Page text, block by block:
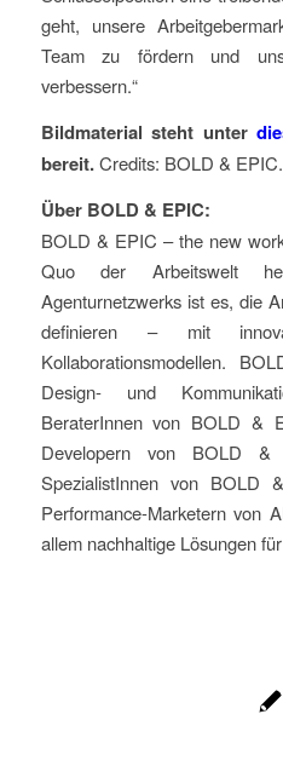
geht, unsere
Team zu fördern und
verbessern.“
Bildmaterial steht unter
bereit.Credits: BOLD & EPIC.
Über BOLD & EPIC:
BOLD & EPIC – the new
Quo der Arbeitswelt
Agenturnetzwerks ist es, die
definieren – mit
Kollaborationsmodellen.
Design- und
BeraterInnen von BOLD &
Developern von BOLD
SpezialistInnen von BOLD
Performance-Marketern von
allem nachhaltige Lösungen